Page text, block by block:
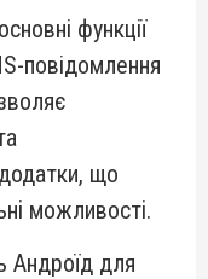
функції
повідомлення
що
можливості.
Андроїд для